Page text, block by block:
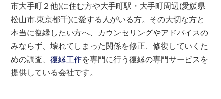
市大手町２他)に住む方や大手町駅・大手町周辺(愛媛県
松山市,東京都千)に愛する人がいる方。その大切な方と
本当に復縁したい方へ、カウンセリングやアドバイスの
みならず、壊れてしまった関係を修正、修復していくた
めの調査、復縁工作を専門に行う復縁の専門サービスを
提供している会社です。